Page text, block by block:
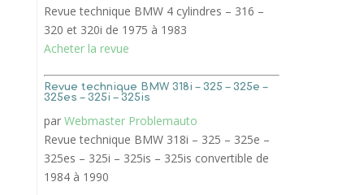
Revue technique BMW 4 cylindres – 316 –
320 et 320i de 1975 à 1983
Acheter la revue
Revue technique BMW 318i – 325 – 325e –
325es – 325i – 325is
par Webmaster Problemauto
Revue technique BMW 318i – 325 – 325e –
325es – 325i – 325is – 325is convertible de
1984 à 1990